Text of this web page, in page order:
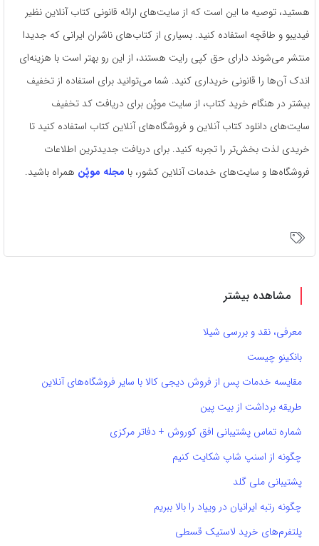
هستید، توصیه ما این است که از سایت‌های ارائه قانونی کتاب آنلاین نظیر
فیدیبو و طاقچه استفاده کنید. بسیاری از کتاب‌های ناشران ایرانی که جدیدا
منتشر می‌شوند دارای حق کپی رایت هستند، از این رو بهتر است با هزینه‌ای
اندک آن‌ها را قانونی خریداری کنید. شما می‌توانید برای استفاده از تخفیف
بیشتر در هنگام خرید کتاب، از سایت موپُن برای دریافت کد تخفیف
سایت‌های دانلود کتاب آنلاین و فروشگاه‌های آنلاین کتاب استفاده کنید تا
خریدی لذت بخش‌تر را تجربه کنید. برای دریافت جدیدترین اطلاعات
فروشگاه‌ها و سایت‌های خدمات آنلاین کشور، با مجله موپُن همراه باشید.
مشاهده بیشتر
معرفی، نقد و بررسی شیلا
بانکینو چیست
مقایسه خدمات پس از فروش دیجی کالا با سایر فروشگاه‌های آنلاین
طریقه برداشت از بیت پین
شماره تماس پشتیبانی افق کوروش + دفاتر مرکزی
چگونه از اسنپ شاپ شکایت کنیم
پشتیبانی ملی گلد
چگونه رتبه ایرانیان در ویپاد را بالا ببریم
پلتفرم‌های خرید لاستیک قسطی